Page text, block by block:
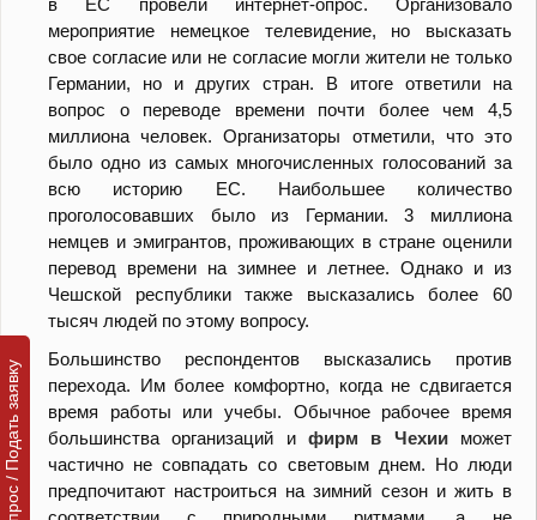
в ЕС провели интернет-опрос. Организовало
мероприятие немецкое телевидение, но высказать
свое согласие или не согласие могли жители не только
Германии, но и других стран. В итоге ответили на
вопрос о переводе времени почти более чем 4,5
миллиона человек. Организаторы отметили, что это
было одно из самых многочисленных голосований за
всю историю ЕС. Наибольшее количество
проголосовавших было из Германии. 3 миллиона
немцев и эмигрантов, проживающих в стране оценили
перевод времени на зимнее и летнее. Однако и из
Чешской республики также высказались более 60
тысяч людей по этому вопросу.
Большинство респондентов высказались против
перехода. Им более комфортно, когда не сдвигается
время работы или учебы. Обычное рабочее время
большинства организаций и фирм в Чехии может
частично не совпадать со световым днем. Но люди
предпочитают настроиться на зимний сезон и жить в